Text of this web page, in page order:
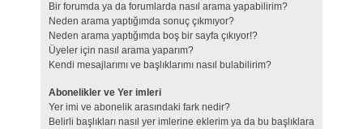
Bir forumda ya da forumlarda nasıl arama yapabilirim?
Neden arama yaptığımda sonuç çıkmıyor?
Neden arama yaptığımda boş bir sayfa çıkıyor!?
Üyeler için nasıl arama yaparım?
Kendi mesajlarımı ve başlıklarımı nasıl bulabilirim?
Abonelikler ve Yer imleri
Yer imi ve abonelik arasındaki fark nedir?
Belirli başlıkları nasıl yer imlerine eklerim ya da bu başlıklara